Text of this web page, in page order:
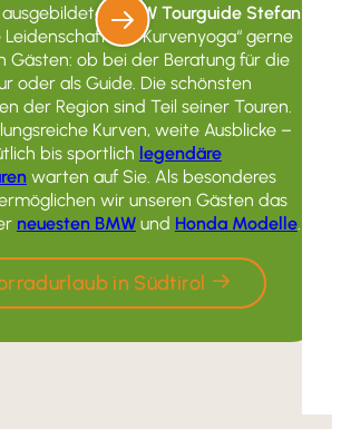
BMW Tourguide Stefan
für “Kurvenyoga“ gerne
Gästen: ob bei der Beratung für die
oder als Guide. Die schönsten
der Region sind Teil seiner Touren.
Kurven, weite Ausblicke –
bis sportlich legendäre
warten auf Sie. Als besonderes
wir unseren Gästen das
neuesten BMWund Honda Modelle.
in Südtirol